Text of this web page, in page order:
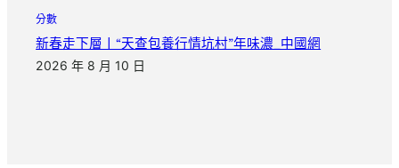
分數
新春走下層丨“天查包養行情坑村”年味濃_中國網
2026 年 8 月 10 日